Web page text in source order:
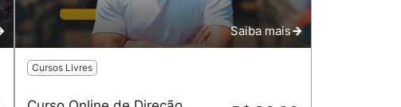
Saiba mais
Cursos Livres